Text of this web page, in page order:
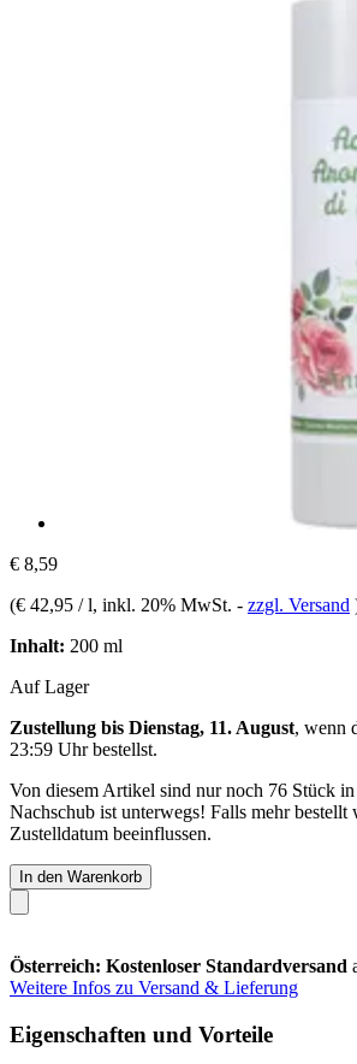
€ 8,59
(€ 42,95 / l, inkl. 20% MwSt. - zzgl. Versand
Inhalt: 200 ml
Auf Lager
Zustellung bis Dienstag, 11. August, wenn
23:59 Uhrbestellst.
Von diesem Artikel sind nur noch 76 Stück in
Nachschub ist unterwegs! Falls mehr bestellt
Zustelldatum beeinflussen.
In den Warenkorb
Österreich: Kostenloser Standardversand
Weitere Infos zu Versand & Lieferung
Eigenschaften und Vorteile